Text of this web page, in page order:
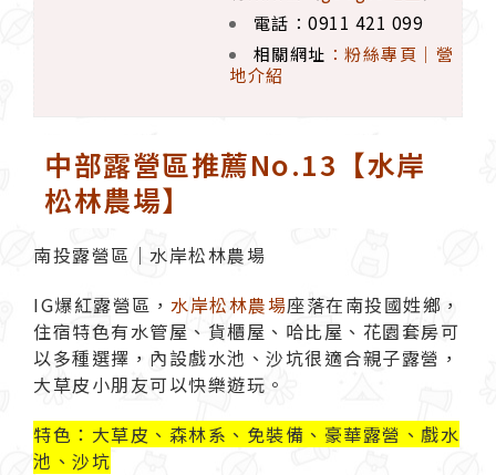
電話：0911 421 099
相關網址 ：粉絲專頁｜ 營
地介紹
中部露營區推薦No.13【水岸
松林農場】
南投露營區｜水岸松林農場
IG爆紅露營區， 水岸松林農場座落在南投國姓鄉，
住宿特色有水管屋、貨櫃屋、哈比屋、花園套房可
以多種選擇，內設戲水池、沙坑很適合親子露營，
大草皮小朋友可以快樂遊玩。
特色：大草皮、森林系、免裝備、豪華露營、戲水
池、沙坑